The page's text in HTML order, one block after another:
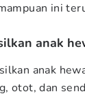
ini
anak
anak
otot, dan